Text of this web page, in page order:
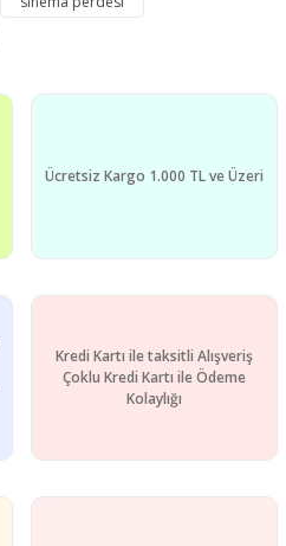
Ücretsiz Kargo 1.000 TL ve Üzeri
Kredi Kartı ile taksitli Alışveriş
Çoklu Kredi Kartı ile Ödeme
Kolaylığı